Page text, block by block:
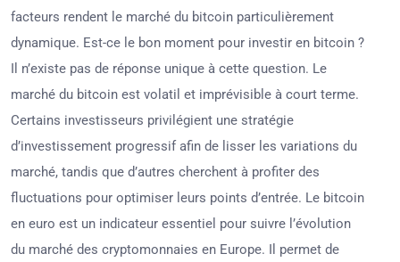
facteurs rendent le marché du bitcoin particulièrement
dynamique. Est-ce le bon moment pour investir en bitcoin ?
Il n’existe pas de réponse unique à cette question. Le
marché du bitcoin est volatil et imprévisible à court terme.
Certains investisseurs privilégient une stratégie
d’investissement progressif afin de lisser les variations du
marché, tandis que d’autres cherchent à profiter des
fluctuations pour optimiser leurs points d’entrée. Le bitcoin
en euro est un indicateur essentiel pour suivre l’évolution
du marché des cryptomonnaies en Europe. Il permet de